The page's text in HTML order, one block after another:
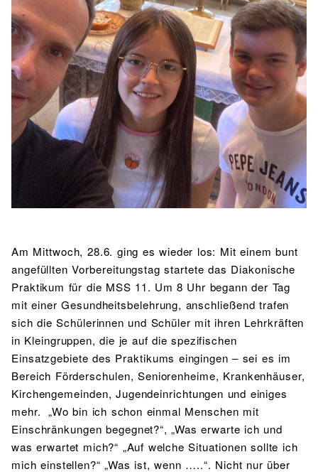
BIBLIOTHEK
Bibliothek Bibliothekskatalog
Schulbuchausleihe
Lehrmittelfreiheit
Buchempfehlungen
MENSA & BISTRO
Mensa & Bistro Speiseplan
Ernährungskonzept
Food Scouts
FAQs
SPORT
Sport als Leistungsfach Exkursionen
Wettkämpfe
Fachschaft
JtfO
Am Mittwoch, 28.6. ging es wieder los: Mit einem bunt
angefüllten Vorbereitungstag startete das Diakonische
Praktikum für die MSS 11. Um 8 Uhr begann der Tag
mit einer Gesundheitsbelehrung, anschließend trafen
sich die Schülerinnen und Schüler mit ihren Lehrkräften
in Kleingruppen, die je auf die spezifischen
Einsatzgebiete des Praktikums eingingen – sei es im
Bereich Förderschulen, Seniorenheime, Krankenhäuser,
Kirchengemeinden, Jugendeinrichtungen und einiges
mehr. „Wo bin ich schon einmal Menschen mit
Einschränkungen begegnet?“, „Was erwarte ich und
was erwartet mich?“ „Auf welche Situationen sollte ich
mich einstellen?“ „Was ist, wenn …..“. Nicht nur über